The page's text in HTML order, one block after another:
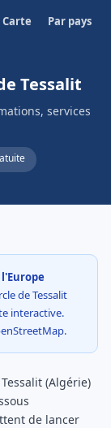
Carte Par pays
Tessalit
services
de Tessalit
interactive.
(Algérie)
de lancer